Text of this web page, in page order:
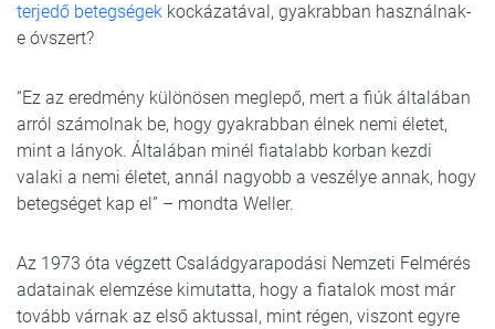
terjedő betegségek kockázatával, gyakrabban használnak-
e óvszert?
“Ez az eredmény különösen meglepő, mert a fiúk általában
arról számolnak be, hogy gyakrabban élnek nemi életet,
mint a lányok. Általában minél fiatalabb korban kezdi
valaki a nemi életet, annál nagyobb a veszélye annak, hogy
betegséget kap el” – mondta Weller.
Az 1973 óta végzett Családgyarapodási Nemzeti Felmérés
adatainak elemzése kimutatta, hogy a fiatalok most már
tovább várnak az első aktussal, mint régen, viszont egyre